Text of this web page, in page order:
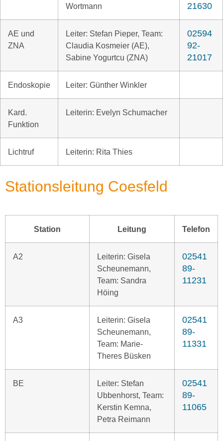
Wortmann 21630
AE und
ZNA
Leiter: Stefan Pieper, Team:
Claudia Kosmeier (AE),
Sabine Yogurtcu (ZNA)
02594
92-
21017
Endoskopie Leiter: Günther Winkler
Kard.
Funktion
Leiterin: Evelyn Schumacher
Lichtruf Leiterin: Rita Thies
Stationsleitung Coesfeld
Station Leitung Telefon
A2
Leiterin: Gisela
Scheunemann,
Team: Sandra
Höing
02541
89-
11231
A3
Leiterin: Gisela
Scheunemann,
Team: Marie-
Theres Büsken
02541
89-
11331
BE
Leiter: Stefan
Ubbenhorst, Team:
Kerstin Kemna,
Petra Reimann
02541
89-
11065